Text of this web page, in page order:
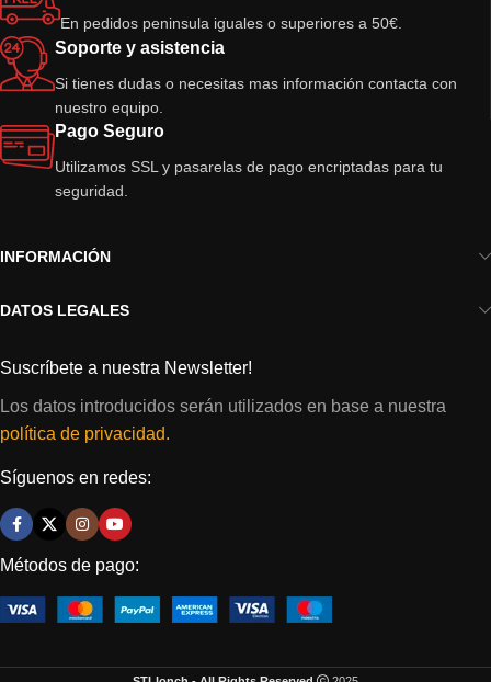
En pedidos peninsula iguales o superiores a 50€.
Soporte y asistencia
Si tienes dudas o necesitas mas información contacta con
nuestro equipo.
Pago Seguro
Utilizamos SSL y pasarelas de pago encriptadas para tu
seguridad.
INFORMACIÓN
DATOS LEGALES
Suscríbete a nuestra Newsletter!
Los datos introducidos serán utilizados en base a nuestra
política de privacidad.
Síguenos en redes:
Métodos de pago: